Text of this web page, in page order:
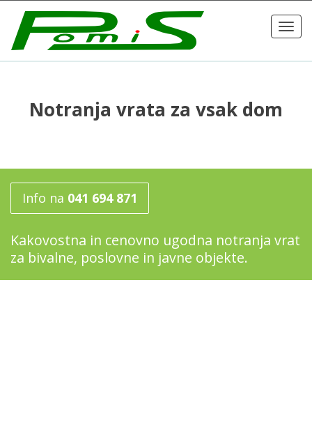
Notranja vrata za vsak dom
Info na 041 694 871
Kakovostna in cenovno ugodna notranja vrat
za bivalne, poslovne in javne objekte.